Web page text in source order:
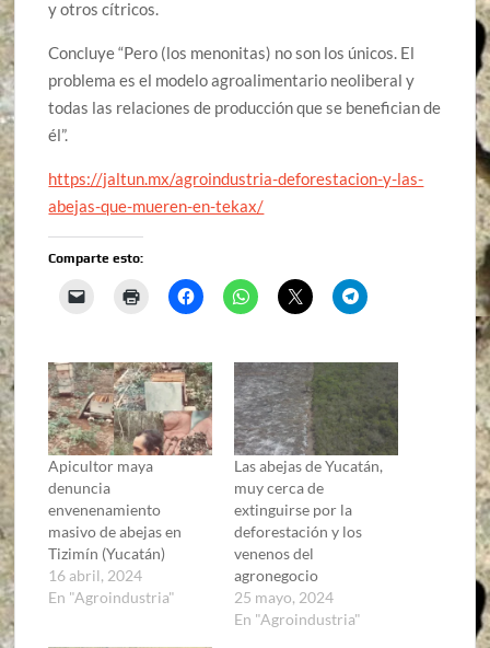
y otros cítricos.
Concluye “Pero (los menonitas) no son los únicos. El
problema es el modelo agroalimentario neoliberal y
todas las relaciones de producción que se benefician de
él”.
https://jaltun.mx/agroindustria-deforestacion-y-las-
abejas-que-mueren-en-tekax/
Comparte esto:
Apicultor maya
denuncia
envenenamiento
masivo de abejas en
Tizimín (Yucatán)
16 abril, 2024
En "Agroindustria"
Las abejas de Yucatán,
muy cerca de
extinguirse por la
deforestación y los
venenos del
agronegocio
25 mayo, 2024
En "Agroindustria"